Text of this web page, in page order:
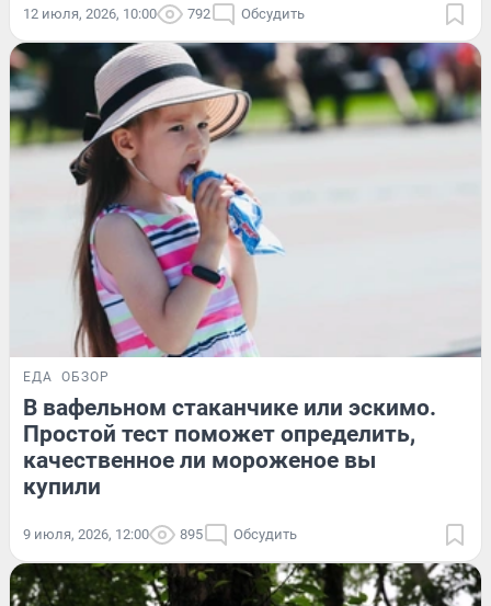
12 июля, 2026, 10:00 792 Обсудить
ЕДА ОБЗОР
В вафельном стаканчике или эскимо.
Простой тест поможет определить,
качественное ли мороженое вы
купили
9 июля, 2026, 12:00 895 Обсудить